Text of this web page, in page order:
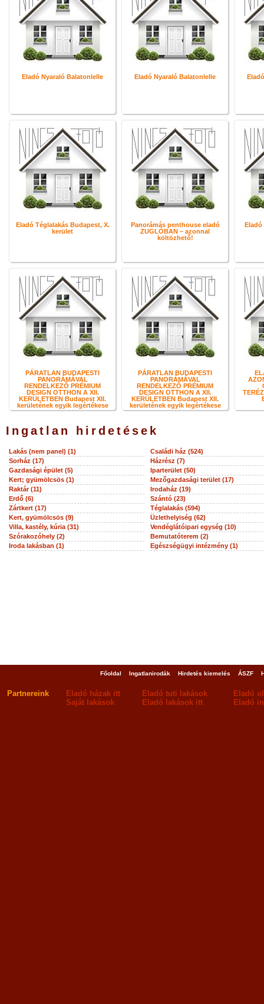
Eladó Nyaraló Balatonlelle Eladó Nyaraló Balatonlelle
Eladó Téglalakás Budapest, X.
kerület
Panorámás penthouse eladó
ZUGLÓBAN – azonnal
költözhető!
Eladó
PÁRATLAN BUDAPESTI
PANORÁMÁVAL
RENDELKEZŐ PRÉMIUM
DESIGN OTTHON A XII.
KERÜLETBEN Budapest XII.
kerületének egyik legértékese
PÁRATLAN BUDAPESTI
PANORÁMÁVAL
RENDELKEZŐ PRÉMIUM
DESIGN OTTHON A XII.
KERÜLETBEN Budapest XII.
kerületének egyik legértékese
Ingatlan hirdetések
Lakás (nem panel) (1)
Családi ház (524)
Sorház (17)
Házrész (7)
Gazdasági épület (5)
Iparterület (50)
Kert; gyümölcsös (1)
Mezőgazdasági terület (17)
Raktár (11)
Irodaház (19)
Erdő (6)
Szántó (23)
Zártkert (17)
Téglalakás (594)
Kert, gyümölcsös (9)
Üzlethelyiség (62)
Villa, kastély, kúria (31)
Vendéglátóipari egység (10)
Szórakozóhely (2)
Bemutatóterem (2)
Iroda lakásban (1)
Egészségügyi intézmény (1)
Főoldal Ingatlanirodák Hirdetés kiemelés ÁSZF
Partnereink Eladó házak itt Eladó tuti lakások
Eladó
Saját lakások
Eladó lakások itt Eladó